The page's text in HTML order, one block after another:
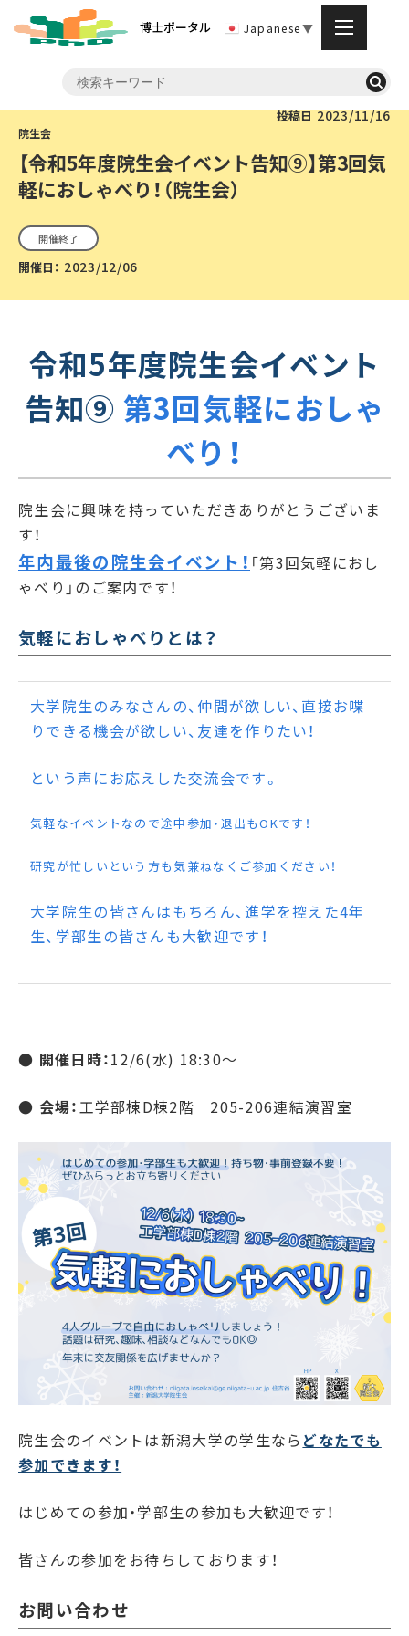
博士ポータル Japanese▼
投稿日 2023/11/16
【令和5年度院生会イベント告知⑨】第3回気
軽におしゃべり！（院生会）
開催終了
開催日： 2023/12/06
令和5年度院生会イベント
告知⑨ 第3回気軽におしゃ
べり！
院生会に興味を持っていただきありがとうございま
す！
年内最後の院生会イベント！ 「第3回気軽におし
ゃべり」のご案内です！
気軽におしゃべりとは？
大学院生のみなさんの、仲間が欲しい、直接お喋
りできる機会が欲しい、友達を作りたい！
という声にお応えした交流会です。
気軽なイベントなので途中参加・退出もOKです！
研究が忙しいという方も気兼ねなくご参加ください！
大学院生の皆さんはもちろん、進学を控えた4年
生、学部生の皆さんも大歓迎です！
● 開催日時：12/6(水) 18:30～
● 会場：工学部棟D棟2階 205-206連結演習室
院生会のイベントは新潟大学の学生なら どなたでも
参加できます！
はじめての参加・学部生の参加も大歓迎です！
皆さんの参加をお待ちしております！
お問い合わせ